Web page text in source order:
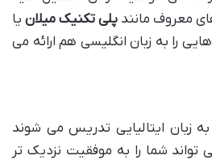
معروف مانند پلی تکنیک میلان یا
را به زبان انگلیسی هم ارائه می
زبان ایتالیایی تدریس می شوند
شما را به موفقیت نزدیک تر